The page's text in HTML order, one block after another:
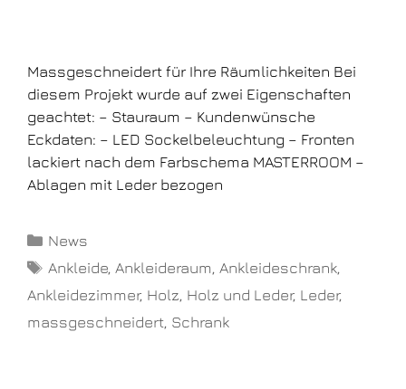
Massgeschneidert für Ihre Räumlichkeiten Bei
diesem Projekt wurde auf zwei Eigenschaften
geachtet: – Stauraum – Kundenwünsche
Eckdaten: – LED Sockelbeleuchtung – Fronten
lackiert nach dem Farbschema MASTERROOM –
Ablagen mit Leder bezogen
News
Ankleide,Ankleideraum,Ankleideschrank,
Ankleidezimmer, Holz, Holz und Leder, Leder,
massgeschneidert, Schrank